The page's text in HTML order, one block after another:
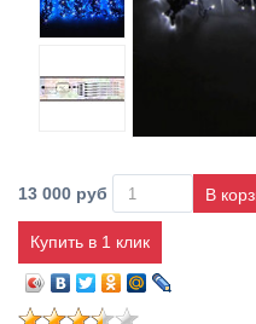
13 000 руб
Купить в 1 клик